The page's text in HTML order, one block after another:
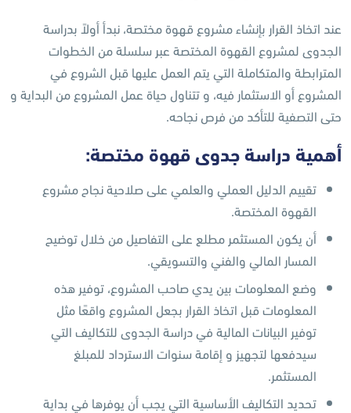
عند اتخاذ القرار بإنشاء مشروع قهوة مختصة، نبدأ أولاً بدراسة
الجدوى لمشروع القهوة المختصة عبر سلسلة من الخطوات
المترابطة والمتكاملة التي يتم العمل عليها قبل الشروع في
المشروع أو الاستثمار فيه، و تتناول حياة عمل المشروع من البداية و
حتى التصفية للتأكد من فرص نجاحه.
أهمية دراسة جدوى قهوة مختصة:
تقييم الدليل العملي والعلمي على صلاحية نجاح مشروع
القهوة المختصة.
أن يكون المستثمر مطلع على التفاصيل من خلال توضيح
المسار المالي والفني والتسويقي.
وضع المعلومات بين يدي صاحب المشروع، توفير هذه
المعلومات قبل اتخاذ القرار بجعل المشروع واقعًا مثل
توفير البيانات المالية في دراسة الجدوى للتكاليف التي
سيدفعها لتجهيز و إقامة سنوات الاسترداد للمبلغ
المستثمر.
تحديد التكاليف الأساسية التي يجب أن يوفرها في بداية